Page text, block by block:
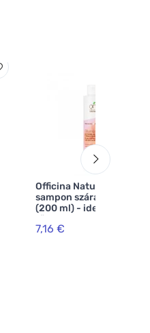
Officina Naturae BIO
sampon száraz hajra
(200 ml) - ideális a
töredezett hajvégekre
7,16 €